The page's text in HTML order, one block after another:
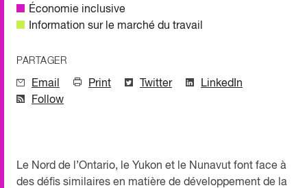
Économie inclusive
Information sur le marché du travail
PARTAGER
Email Print Twitter
LinkedIn
Follow
Le Nord de l’Ontario, le Yukon et le Nunavut font face à
des défis similaires en matière de développement de la